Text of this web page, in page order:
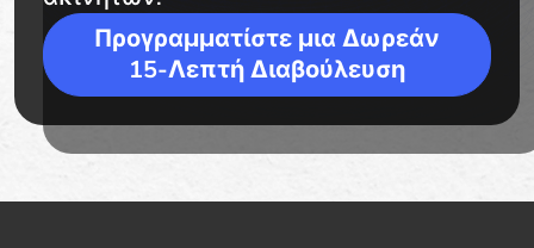
Προγραμματίστε μια Δωρεάν
15-Λεπτή Διαβούλευση